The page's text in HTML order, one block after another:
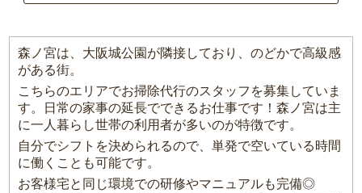
森ノ宮は、大阪城公園が隣接しており、のどかで高級感
がある街。
こちらのエリアでお掃除代行のスタッフを募集していま
す。日常の家事の延長でできるお仕事です！森ノ宮は主
に一人暮らし世帯の利用者が多いのが特徴です。
自分でシフトを決められるので、単発で空いている時間
に働くことも可能です。
お客様宅と同じ環境での研修やマニュアルも完備◎